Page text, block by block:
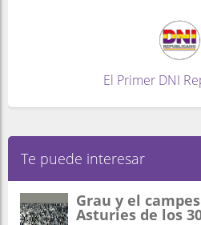
El Primer DNI
Te puede interesar
Grau y el
Asturies de los